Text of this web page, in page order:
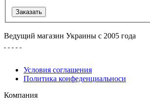
Заказать
Ведущий магазин Украины с 2005 года
Условия соглашения
Политика конфеденциальноси
Компания